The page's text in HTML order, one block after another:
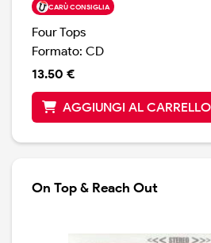
CARÙ CONSIGLIA
Four Tops
Formato: CD
13.50 €
AGGIUNGI AL CARRELLO
On Top & Reach Out